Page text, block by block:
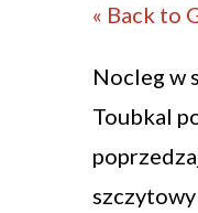
« Back to
Nocleg w
Toubkal